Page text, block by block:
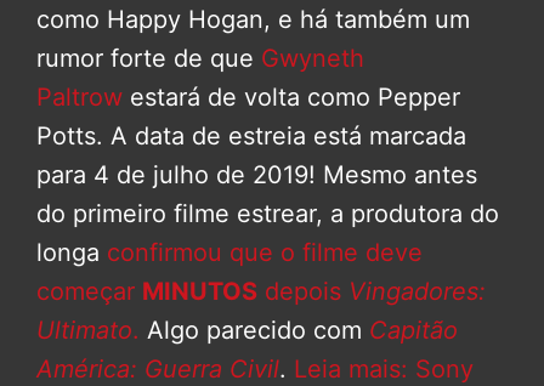
como Happy Hogan, e há também um
rumor forte de que Gwyneth
Paltrow estará de volta como Pepper
Potts. A data de estreia está marcada
para 4 de julho de 2019! Mesmo antes
do primeiro filme estrear, a produtora do
longa confirmou que o filme deve
começar MINUTOS depois Vingadores:
Ultimato. Algo parecido com Capitão
América: Guerra Civil. Leia mais: Sony